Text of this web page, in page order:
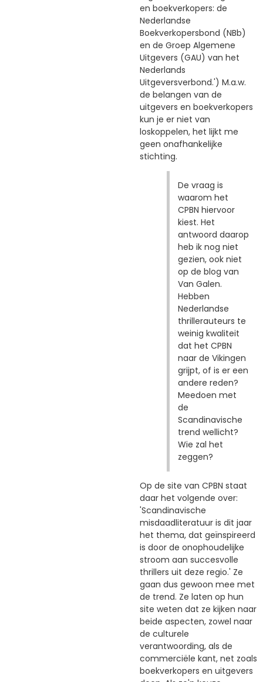
en boekverkopers: de
Nederlandse
Boekverkopersbond (NBb)
en de Groep Algemene
Uitgevers (GAU) van het
Nederlands
Uitgeversverbond.') M.a.w.
de belangen van de
uitgevers en boekverkopers
kun je er niet van
loskoppelen, het lijkt me
geen onafhankelijke
stichting.
De vraag is
waarom het
CPBN hiervoor
kiest. Het
antwoord daarop
heb ik nog niet
gezien, ook niet
op de blog van
Van Galen.
Hebben
Nederlandse
thrillerauteurs te
weinig kwaliteit
dat het CPBN
naar de Vikingen
grijpt, of is er een
andere reden?
Meedoen met
de
Scandinavische
trend wellicht?
Wie zal het
zeggen?
Op de site van CPBN staat
daar het volgende over:
'Scandinavische
misdaadliteratuur is dit jaar
het thema, dat geïnspireerd
is door de onophoudelijke
stroom aan succesvolle
thrillers uit deze regio.' Ze
gaan dus gewoon mee met
de trend. Ze laten op hun
site weten dat ze kijken naar
beide aspecten, zowel naar
de culturele
verantwoording, als de
commerciële kant, net zoals
boekverkopers en uitgevers